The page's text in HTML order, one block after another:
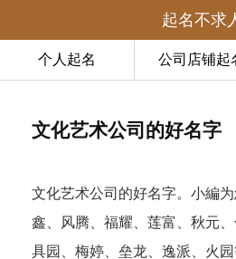
起名不求
个人起名 公司店铺起
文化艺术公司的好名字
文化艺术公司的好名字。小編
鑫、风腾、福耀、莲富、秋元、
具园、梅婷、垒龙、逸派、火